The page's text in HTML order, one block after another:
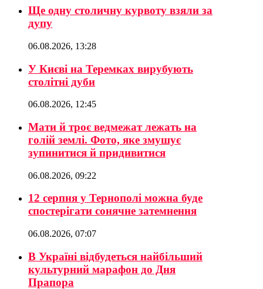
Ще одну столичну курвоту взяли за
дупу
06.08.2026, 13:28
У Києві на Теремках вирубують
столітні дуби
06.08.2026, 12:45
Мати й троє ведмежат лежать на
голій землі. Фото, яке змушує
зупинитися й придивитися
06.08.2026, 09:22
12 серпня у Тернополі можна буде
спостерігати сонячне затемнення
06.08.2026, 07:07
В Україні відбудеться найбільший
культурний марафон до Дня
Прапора